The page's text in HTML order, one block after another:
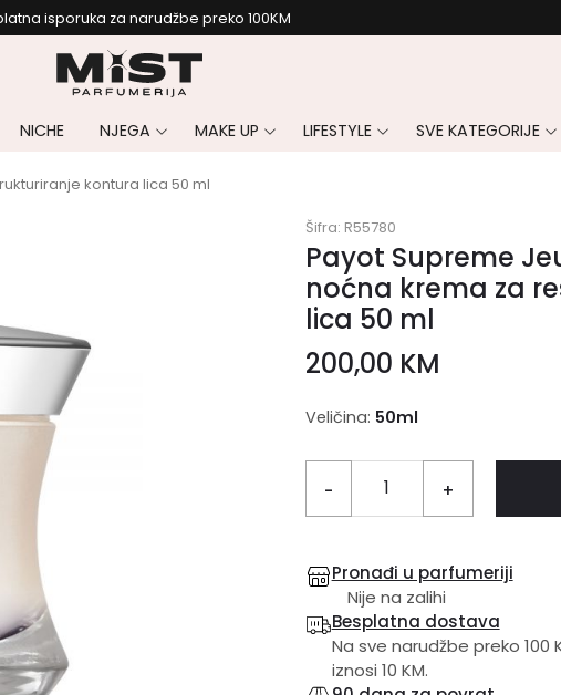
isporuka za narudžbe preko 100KM
NICHE NJEGA MAKE UP LIFESTYLE SVE KATEGORIJE
kontura lica 50 ml
Šifra: R55780
Payot Supreme
noćna krema za
lica 50 ml
200,00 KM
Veličina: 50ml
- +
Pronađi u parfumeriji
Nije na zalihi
Besplatna dostava
Na sve narudžbe preko 100
iznosi 10 KM.